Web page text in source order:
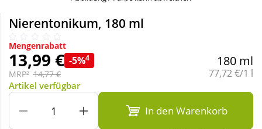
Natur & Homöopathie
Sanitätshaus
Nierentonikum, 180 ml
Mengenrabatt
13,99 € -5%4
MRP² 14,77 €
180 ml
Grundpreis:
77,72 €/1 l
Artikel verfügbar
In den Warenkorb